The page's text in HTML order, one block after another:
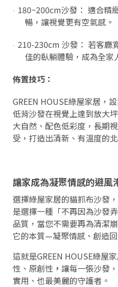
· 180~200cm沙發： 適合精
暢，讓視覺更有空氣感。
· 210-230cm 沙發： 若客廳
佳的臥躺體驗，成為全家
佈置技巧：
GREEN HOUSE綠屋家居，
低背沙發在視覺上達到放大
大自然、配色低彩度，長期
受，打造出清新、有溫度的
讓家成為凝聚情感的避風
選擇綠屋家居的貓抓布沙發
是選擇一種「不再因為沙發
品質，當您不需要再為清潔
它的本質—凝聚情感、創造回
這就是GREEN HOUSE綠屋
性、原創性 ， 讓每一張沙發
實用、也最美麗的守護者。